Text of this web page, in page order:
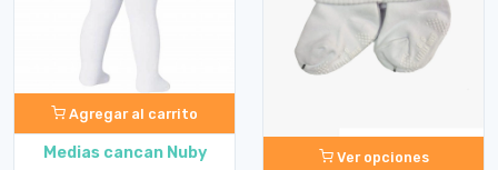
Agregar al carrito
Medias cancan Nuby Ver opciones